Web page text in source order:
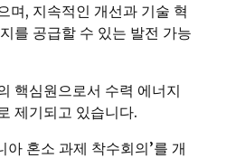
며, 지속적인 개선과 기술 혁
를 공급할 수 있는 발전 가능
핵심원으로서 수력 에너지
제기되고 있습니다.
아 혼소 과제 착수회의’를 개